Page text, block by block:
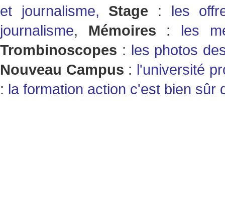
et journalisme, Stage : les
journalisme, Mémoires : les
Trombinoscopes : les photos
Nouveau Campus : l'université
: la formation action c'est bien sûr